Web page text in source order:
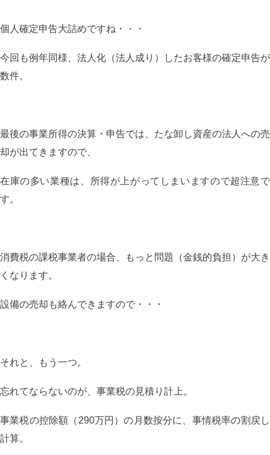
個人確定申告大詰めですね・・・
今回も例年同様、法人化（法人成り）したお客様の確定申告が
数件。
最後の事業所得の決算・申告では、たな卸し資産の法人への売
却が出てきますので、
在庫の多い業種は、所得が上がってしまいますので超注意で
す。
消費税の課税事業者の場合、もっと問題（金銭的負担）が大き
くなります。
設備の売却も絡んできますので・・・
それと、もう一つ。
忘れてならないのが、事業税の見積り計上。
事業税の控除額（290万円）の月数按分に、事情税率の割戻し
計算。